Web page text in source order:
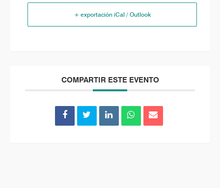
+ exportación iCal / Outlook
COMPARTIR ESTE EVENTO